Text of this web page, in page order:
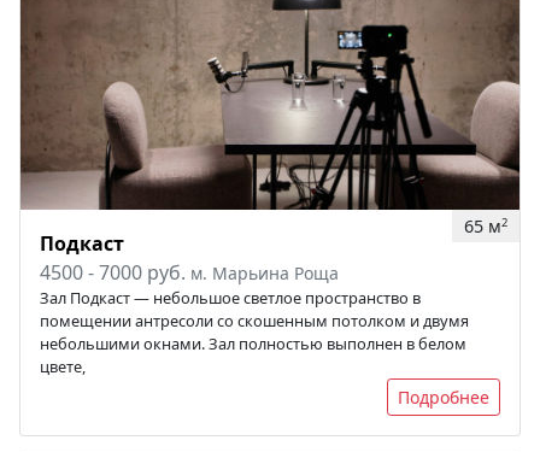
65 м2
Подкаст
4500 - 7000 руб. м. Марьина Роща
Зал Подкаст — небольшое светлое пространство в
помещении антресоли со скошенным потолком и двумя
небольшими окнами. Зал полностью выполнен в белом
цвете,
Подробнее